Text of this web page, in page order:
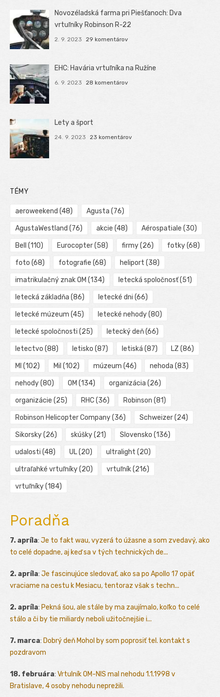
Novozéladská farma pri Piešťanoch: Dva
vrtuľníky Robinson R-22
2. 9. 2023 29 komentárov
EHC: Havária vrtuľníka na Ružíne
6. 9. 2023 28 komentárov
Lety a šport
24. 9. 2023 23 komentárov
TÉMY
aeroweekend (48) Agusta (76)
AgustaWestland (76) akcie (48) Aérospatiale (30)
Bell (110) Eurocopter(58) firmy(26) fotky(68)
foto (68) fotografie (68) heliport (38)
imatrikulačný znak OM (134) letecká spoločnosť(51)
letecká základňa (86) letecké dni (66)
letecké múzeum (45) letecké nehody(80)
letecké spoločnosti (25) letecký deň(66)
letectvo (88) letisko (87) letiská (87) LZ (86)
MI (102) Mil (102) múzeum (46) nehoda (83)
nehody(80) OM (134) organizácia (26)
organizácie (25) RHC(36) Robinson (81)
Robinson Helicopter Company(36) Schweizer(24)
Sikorsky(26) skúšky(21) Slovensko (136)
udalosti (48) UL(20) ultralight (20)
ultraľahké vrtuľníky(20) vrtuľník(216)
vrtuľníky(184)
Poradňa
7. apríla: Je to fakt wau, vyzerá to úžasne a som zvedavý, ako
to celé dopadne, aj keď sa v tých technických de...
2. apríla: Je fascinujúce sledovať, ako sa po Apollo 17 opäť
vraciame na cestu k Mesiacu, tentoraz však s techn...
2. apríla: Pekná šou, ale stále by ma zaujímalo, koľko to celé
stálo a či by tie miliardy neboli užitočnejšie i...
7. marca: Dobrý deň Mohol by som poprosiť tel. kontakt s
pozdravom
18. februára: Vrtulník OM-NIS mal nehodu 1.1.1998 v
Bratislave, 4 osoby nehodu neprežili.